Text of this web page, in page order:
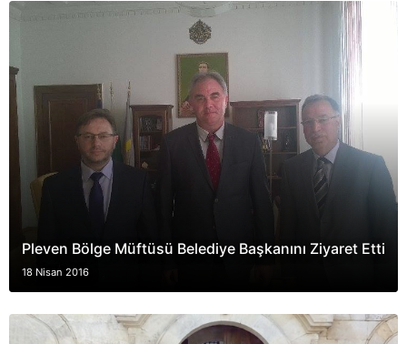
Pleven Bölge Müftüsü Belediye Başkanını Ziyaret Etti
18 Nisan 2016